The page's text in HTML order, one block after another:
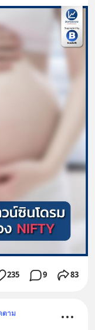
235 9 83
ตาม